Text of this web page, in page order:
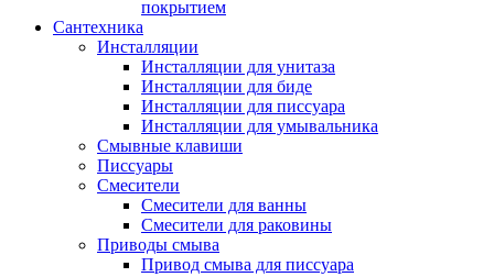
покрытием
Сантехника
Инсталляции
Инсталляции для унитаза
Инсталляции для биде
Инсталляции для писсуара
Инсталляции для умывальника
Смывные клавиши
Писсуары
Смесители
Смесители для ванны
Смесители для раковины
Приводы смыва
Привод смыва для писсуара